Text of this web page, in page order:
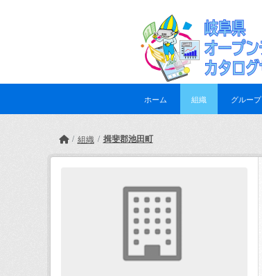
ホーム 組織 グループ
組織 揖斐郡池田町